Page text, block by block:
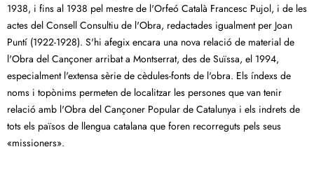
1938, i fins al 1938 pel mestre de l'Orfeó Català Francesc Pujol, i de les
actes del Consell Consultiu de l'Obra, redactades igualment per Joan
Puntí (1922-1928). S'hi afegix encara una nova relació de material de
l'Obra del Cançoner arribat a Montserrat, des de Suïssa, el 1994,
especialment l'extensa sèrie de cèdules-fonts de l'obra. Els índexs de
noms i topònims permeten de localitzar les persones que van tenir
relació amb l'Obra del Cançoner Popular de Catalunya i els indrets de
tots els països de llengua catalana que foren recorreguts pels seus
«missioners».